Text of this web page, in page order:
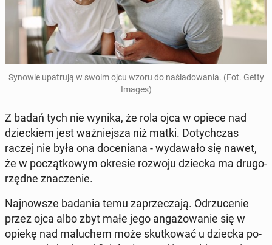
Synowie upa­tru­ją w swoim ojcu wzoru do na­śla­do­wa­nia. (Fot. Getty
Images)
Z badań tych nie wynika, że rola ojca w opiece nad
dziec­kiem jest waż­niej­sza niż matki. Do­tych­czas
raczej nie była ona do­ce­nia­na - wy­da­wa­ło się nawet,
że w po­cząt­ko­wym okresie rozwoju dziecka ma dru­go­
rzęd­ne zna­cze­nie.
Naj­now­sze badania temu za­prze­cza­ją. Od­rzu­ce­nie
przez ojca albo zbyt małe jego an­ga­żo­wa­nie się w
opiekę nad ma­lu­chem może skut­ko­wać u dziecka po­